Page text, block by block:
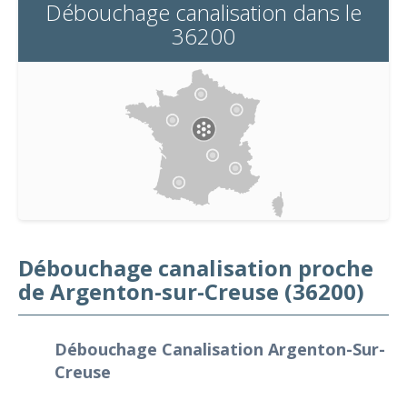
Débouchage canalisation dans le
36200
Débouchage canalisation proche
de Argenton-sur-Creuse (36200)
Débouchage Canalisation Argenton-Sur-
Creuse